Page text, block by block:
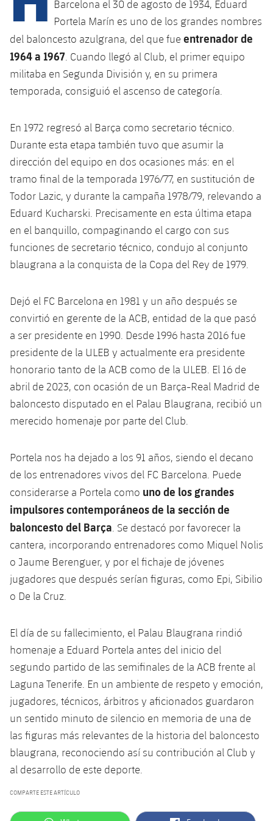
plusicon
más
Instalaciones
Estadi Johan Cruyff
Barça Cafe
Ciutat Esportiva
La Masia
plusicon
más
Servicios
Accesibilidad
plusicon
más
Instalaciones
Barcelona el 30 de agosto de 1934, Eduard
Portela Marín es uno de los grandes nombres
del baloncesto azulgrana, del que fue entrenador de
1964 a 1967 . Cuando llegó al Club, el primer equipo
militaba en Segunda División y, en su primera
temporada, consiguió el ascenso de categoría.
En 1972 regresó al Barça como secretario técnico.
Durante esta etapa también tuvo que asumir la
dirección del equipo en dos ocasiones más: en el
tramo final de la temporada 1976/77, en sustitución de
Todor Lazic, y durante la campaña 1978/79, relevando a
Eduard Kucharski. Precisamente en esta última etapa
en el banquillo, compaginando el cargo con sus
funciones de secretario técnico, condujo al conjunto
blaugrana a la conquista de la Copa del Rey de 1979.
Dejó el FC Barcelona en 1981 y un año después se
convirtió en gerente de la ACB, entidad de la que pasó
a ser presidente en 1990. Desde 1996 hasta 2016 fue
presidente de la ULEB y actualmente era presidente
honorario tanto de la ACB como de la ULEB. El 16 de
abril de 2023, con ocasión de un Barça-Real Madrid de
baloncesto disputado en el Palau Blaugrana, recibió un
merecido homenaje por parte del Club.
Portela nos ha dejado a los 91 años, siendo el decano
de los entrenadores vivos del FC Barcelona. Puede
considerarse a Portela como uno de los grandes
impulsores contemporáneos de la sección de
baloncesto del Barça . Se destacó por favorecer la
cantera, incorporando entrenadores como Miquel Nolis
o Jaume Berenguer, y por el fichaje de jóvenes
jugadores que después serían figuras, como Epi, Sibilio
o De la Cruz.
El día de su fallecimiento, el Palau Blaugrana rindió
homenaje a Eduard Portela antes del inicio del
segundo partido de las semifinales de la ACB frente al
Laguna Tenerife. En un ambiente de respeto y emoción,
jugadores, técnicos, árbitros y aficionados guardaron
un sentido minuto de silencio en memoria de una de
las figuras más relevantes de la historia del baloncesto
blaugrana, reconociendo así su contribución al Club y
al desarrollo de este deporte.
COMPARTE ESTE ARTÍCULO